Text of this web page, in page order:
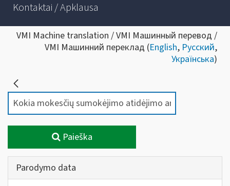
Kontaktai / Apklausa
VMI Machine translation / VMI Машинный перевод /
VMI Машинний переклад (English, Русский,
Українська)
Paieška
Parodymo data